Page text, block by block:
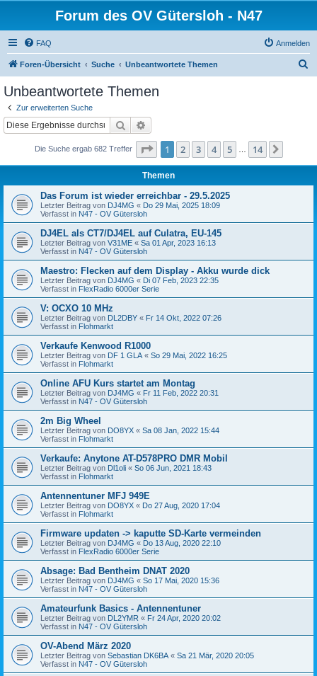
Forum des OV Gütersloh - N47
FAQ Anmelden
Foren-Übersicht Suche Unbeantwortete Themen
Unbeantwortete Themen
Zur erweiterten Suche
Suche
Die Suche ergab 682 Treffer Seite 1von 14
1 2 3 4 5 14
Themen
Das Forum ist wieder erreichbar - 29.5.2025
Letzter Beitrag von DJ4MG « Do 29 Mai, 2025 18:09
Verfasst in N47 - OV Gütersloh
DJ4EL als CT7/DJ4EL auf Culatra, EU-145
Letzter Beitrag von V31ME « Sa 01 Apr, 2023 16:13
Verfasst in N47 - OV Gütersloh
Maestro: Flecken auf dem Display - Akku wurde dick
Letzter Beitrag von DJ4MG « Di 07 Feb, 2023 22:35
Verfasst in FlexRadio 6000er Serie
V: OCXO 10 MHz
Letzter Beitrag von DL2DBY « Fr 14 Okt, 2022 07:26
Verfasst in Flohmarkt
Verkaufe Kenwood R1000
Letzter Beitrag von DF 1 GLA « So 29 Mai, 2022 16:25
Verfasst in Flohmarkt
Online AFU Kurs startet am Montag
Letzter Beitrag von DJ4MG « Fr 11 Feb, 2022 20:31
Verfasst in N47 - OV Gütersloh
2m Big Wheel
Letzter Beitrag von DO8YX « Sa 08 Jan, 2022 15:44
Verfasst in Flohmarkt
Verkaufe: Anytone AT-D578PRO DMR Mobil
Letzter Beitrag von Dl1oli « So 06 Jun, 2021 18:43
Verfasst in Flohmarkt
Antennentuner MFJ 949E
Letzter Beitrag von DO8YX « Do 27 Aug, 2020 17:04
Verfasst in Flohmarkt
Firmware updaten -> kaputte SD-Karte vermeinden
Letzter Beitrag von DJ4MG « Do 13 Aug, 2020 22:10
Verfasst in FlexRadio 6000er Serie
Absage: Bad Bentheim DNAT 2020
Letzter Beitrag von DJ4MG « So 17 Mai, 2020 15:36
Verfasst in N47 - OV Gütersloh
Amateurfunk Basics - Antennentuner
Letzter Beitrag von DL2YMR « Fr 24 Apr, 2020 20:02
Verfasst in N47 - OV Gütersloh
OV-Abend März 2020
Letzter Beitrag von Sebastian DK6BA « Sa 21 Mär, 2020 20:05
Verfasst in N47 - OV Gütersloh